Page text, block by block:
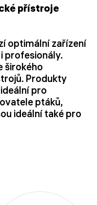
přístroje
optimální zařízení
profesionály.
širokého
Produkty
pro
ptáků,
ideální také pro